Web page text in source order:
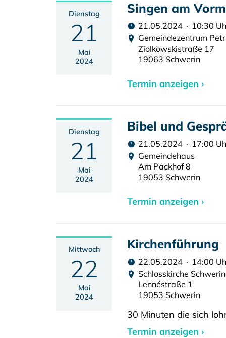
Dienstag
21
Mai
2024
Singen am
21.05.2024 · 10:30
Gemeindezentrum
Ziolkowskistraße 17
19063 Schwerin
Termin anzeigen ›
Dienstag
21
Mai
2024
Bibel und
21.05.2024 · 17:00
Gemeindehaus
Am Packhof 8
19053 Schwerin
Termin anzeigen ›
Mittwoch
22
Mai
2024
Kirchenführung
22.05.2024 · 14:00
Schlosskirche Schwerin
Lennéstraße 1
19053 Schwerin
30 Minuten die sich
Termin anzeigen ›